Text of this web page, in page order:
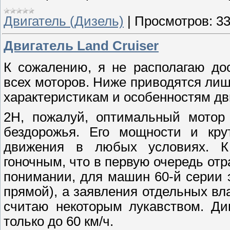
Двигатель (Дизель) | Просмотров:
Двигатель Land Cruiser
К сожалению, я не располагаю
всех моторов. Ниже приводятся
характеристикам и особенностям
2Н, пожалуй, оптимальный мотор
бездорожья. Его мощности и
движения в любых условиях. К
гоночным, что в первую очередь
понимании, для машин 60-й серии
прямой), а заявления отдельных
считаю некоторым лукавством.
только до 60 км/ч.